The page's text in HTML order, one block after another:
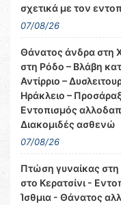
σχετικά με τον
07/08/26
Θάνατος άνδρα στη
στη Ρόδο – Βλάβη
Αντίρριο –
Ηράκλειο –
Εντοπισμός
Διακομιδές ασθενώ
07/08/26
Πτώση γυναίκας
στο Κερατσίνι -
Ίσθμια - Θάνατος